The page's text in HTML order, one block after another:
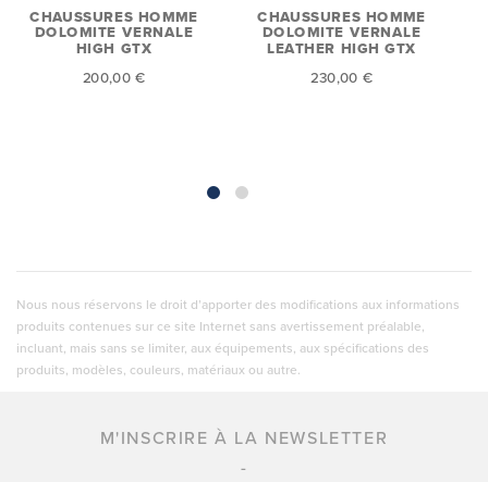
CHAUSSURES HOMME
DOLOMITE VERNALE
HIGH GTX
200,00 €
CHAUSSURES HOMME
DOLOMITE VERNALE
LEATHER HIGH GTX
230,00 €
Nous nous réservons le droit d’apporter des modifications aux informations
produits contenues sur ce site Internet sans avertissement préalable,
incluant, mais sans se limiter, aux équipements, aux spécifications des
produits, modèles, couleurs, matériaux ou autre.
M'INSCRIRE À LA NEWSLETTER